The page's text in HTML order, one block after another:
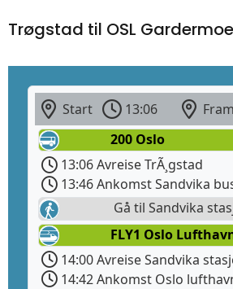
Trøgstad til OSL
Start 13:06
200 Oslo
13:06 Avreise TrÃ¸gstad
13:46 Ankomst Sandvika
Gå til Sandvika
FLY1 Oslo
14:00 Avreise Sandvika
14:42 Ankomst Oslo